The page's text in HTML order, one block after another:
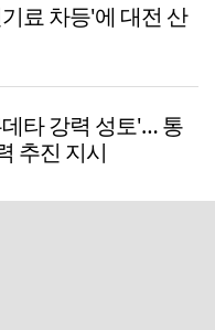
료 차등'에 대전 산
타 강력 성토'… 통
추진 지시